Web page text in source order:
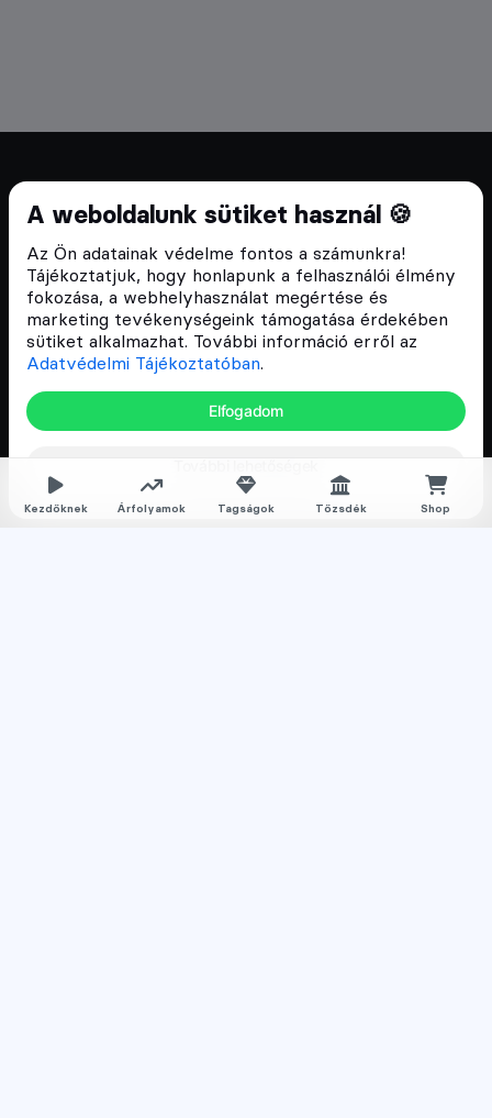
Kezdőknek Árfolyamok Tagságok Tőzsdék Shop
A weboldalunk sütiket használ 🍪
Az Ön adatainak védelme fontos a számunkra!
Tájékoztatjuk, hogy honlapunk a felhasználói élmény
fokozása, a webhelyhasználat megértése és
marketing tevékenységeink támogatása érdekében
sütiket alkalmazhat. További információ erről az
Adatvédelmi Tájékoztatóban.
Elfogadom
Cryptofalka 2018 óta
Szívünkön viseljük a blokklánc technológia
népszerűsítését Magyarországon, ezért 2018 óta a
Cryptofalka célja, hogy biztosítsa a hazai közösség
és vállalatok digitális oktatását és fejlődését.
Oldalak
Árfolyamok
Rólunk